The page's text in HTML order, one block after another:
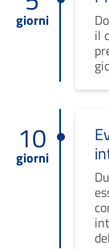
giorni
il
10
giorni